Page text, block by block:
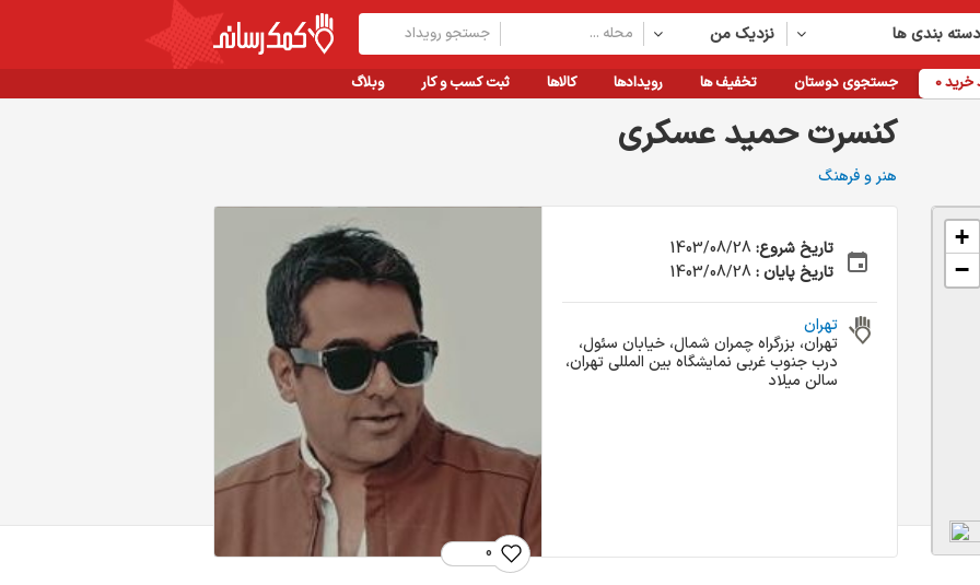
نزدیک من بندی ها
وبلاگ ثبت کسب و کار کالاها رویدادها تخفیف ها جستجوی دوستان خرید0
کنسرت حمید عسکری
هنر و فرهنگ
0
تاریخ شروع:1403/08/28
تاریخ پایان :1403/08/28
تهران
تهران، بزرگراه چمران شمال، خیابان سئول،
درب جنوب غربی نمایشگاه بین المللی تهران،
سالن میلاد
+
−